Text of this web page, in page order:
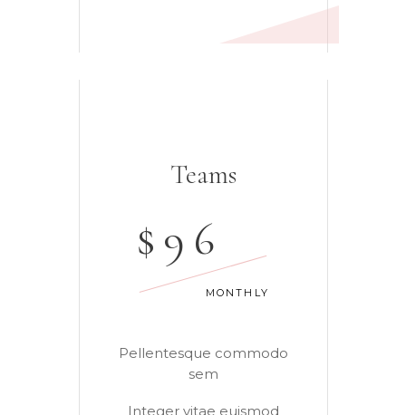
Teams
$ 96
MONTHLY
Pellentesque commodo
sem
Integer vitae euismod